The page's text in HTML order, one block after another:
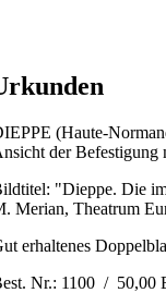
(Haute-
der Befestigung
"Dieppe. Die im
Merian, Theatrum
erhaltenes
Nr.: 1100 / 50,00